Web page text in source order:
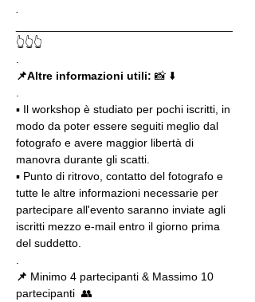
👆👆👆
📌Altre informazioni utili: 📸 ⬇️
▪️ Il workshop è studiato per pochi iscritti, in
modo da poter essere seguiti meglio dal
fotografo e avere maggior libertà di
manovra durante gli scatti.
▪️ Punto di ritrovo, contatto del fotografo e
tutte le altre informazioni necessarie per
partecipare all'evento saranno inviate agli
iscritti mezzo e-mail entro il giorno prima
del suddetto.
📌 Minimo 4 partecipanti & Massimo 10
partecipanti  👥